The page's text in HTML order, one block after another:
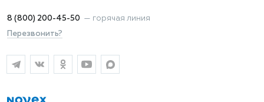
8 (800) 200-45-50 — горячая линия
Перезвонить?